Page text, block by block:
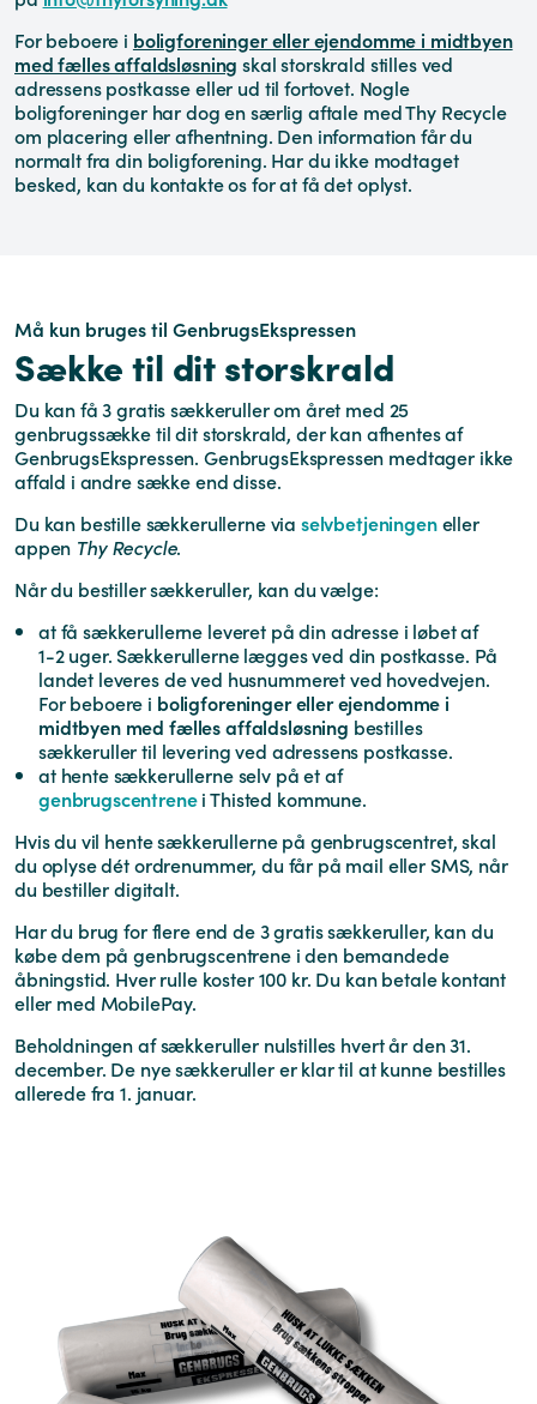
For beboere i boligforeninger eller ejendomme i midtbyen
med fælles affaldsløsning skal storskrald stilles ved
adressens postkasse eller ud til fortovet. Nogle
boligforeninger har dog en særlig aftale med Thy Recycle
om placering eller afhentning. Den information får du
normalt fra din boligforening. Har du ikke modtaget
besked, kan du kontakte os for at få det oplyst.
Må kun bruges til GenbrugsEkspressen
Sække til dit storskrald
Du kan få 3 gratis sækkeruller om året med 25
genbrugssække til dit storskrald, der kan afhentes af
GenbrugsEkspressen. GenbrugsEkspressen medtager ikke
affald i andre sække end disse.
Du kan bestille sækkerullerne via selvbetjeningeneller
appen Thy Recycle.
Når du bestiller sækkeruller, kan du vælge:
at få sækkerullerne leveret på din adresse i løbet af
1-2 uger. Sækkerullerne lægges ved din postkasse. På
landet leveres de ved husnummeret ved hovedvejen.
For beboere i boligforeninger eller ejendomme i
midtbyen med fælles affaldsløsning bestilles
sækkeruller til levering ved adressens postkasse.
at hente sækkerullerne selv på et af
genbrugscentrenei Thisted kommune.
Hvis du vil hente sækkerullerne på genbrugscentret, skal
du oplyse dét ordrenummer, du får på mail eller SMS, når
du bestiller digitalt.
Har du brug for flere end de 3 gratis sækkeruller, kan du
købe dem på genbrugscentrene i den bemandede
åbningstid. Hver rulle koster 100 kr. Du kan betale kontant
eller med MobilePay.
Beholdningen af sækkeruller nulstilles hvert år den 31.
december. De nye sækkeruller er klar til at kunne bestilles
allerede fra 1. januar.